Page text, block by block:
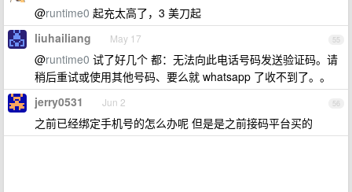
@runtime0 起充太高了，3 美刀起
55
liuhailiang May 17
@runtime0 试了好几个 都：无法向此电话号码发送验证码。请
稍后重试或使用其他号码、要么就 whatsapp 了收不到了。。
56
jerry0531 Jun 2
之前已经绑定手机号的怎么办呢 但是是之前接码平台买的